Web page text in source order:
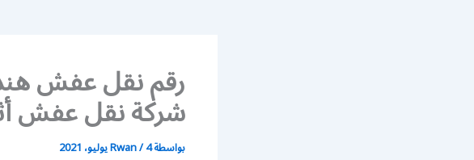
شركة نقل عفش أثاث
بواسطة Rwan/4 يوليو، 2021